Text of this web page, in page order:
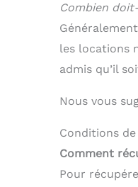
Combien
les locations
admis qu’il
Nous vous
Conditions
Comment
Pour